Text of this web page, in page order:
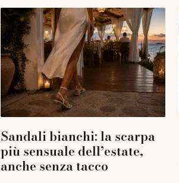
Sandali bianchi: la scarpa
più sensuale dell’estate,
anche senza tacco